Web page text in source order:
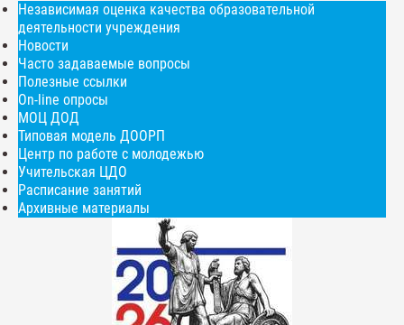
Независимая оценка качества образовательной
деятельности учреждения
Новости
Часто задаваемые вопросы
Полезные ссылки
On-line опросы
МОЦ ДОД
Типовая модель ДООРП
Центр по работе с молодежью
Учительская ЦДО
Расписание занятий
Архивные материалы